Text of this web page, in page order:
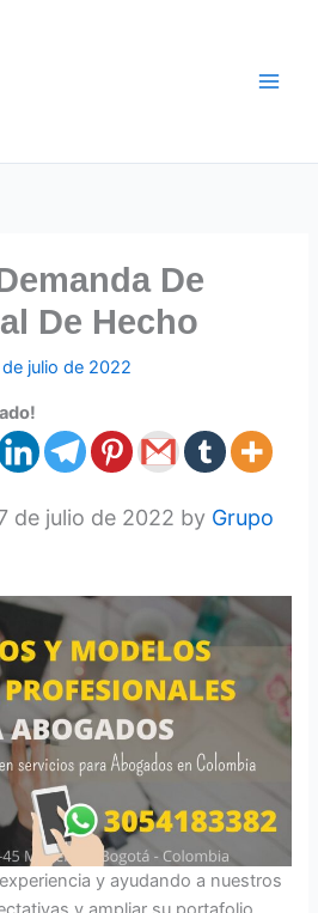
De
De Hecho
julio de 2022
de julio de 2022 by Grupo
y ayudando a nuestros